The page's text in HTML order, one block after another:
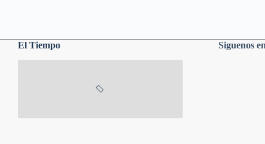
El Tiempo Siguenos